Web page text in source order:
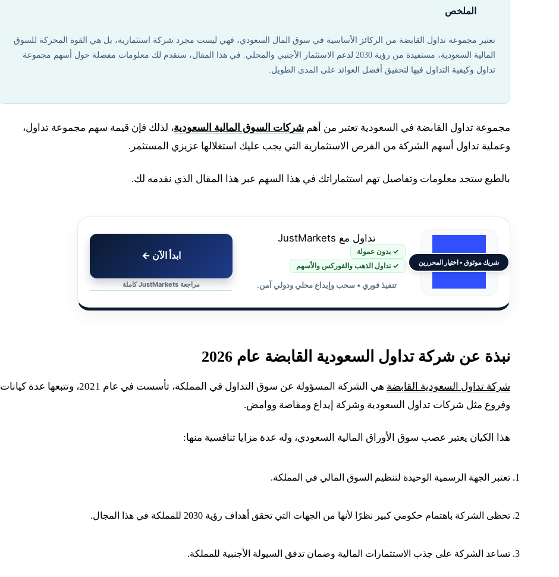
الملخص
تعتبر مجموعة تداول القابضة من الركائز الأساسية في سوق المال السعودي، فهي ليست مجرد شركة استثمارية، بل هي القوة المحركة للسوق
المالية السعودية، مستفيدة من رؤية 2030 لدعم الاستثمار الأجنبي والمحلي. في هذا المقال، سنقدم لك معلومات مفصلة حول أسهم مجموعة
تداول وكيفية التداول فيها لتحقيق أفضل العوائد على المدى الطويل.
مجموعة تداول القابضة في السعودية تعتبر من أهم شركات السوق المالية السعودية، لذلك فإن قيمة سهم مجموعة تداول،
وعملية تداول أسهم الشركة من الفرص الاستثمارية التي يجب عليك استغلالها عزيزي المستثمر.
بالطبع ستجد معلومات وتفاصيل تهم استثماراتك في هذا السهم عبر هذا المقال الذي نقدمه لك.
شريك موثوق • اختيار المحررين
تداول مع JustMarkets
✓ بدون عمولة
✓ تداول الذهب والفوركس والأسهم
تنفيذ فوري • سحب وإيداع محلي ودولي آمن.
ابدأ الآن ←
مراجعة JustMarkets كاملة
نبذة عن شركة تداول السعودية القابضة عام 2026
شركة تداول السعودية القابضة
هي الشركة المسؤولة عن سوق التداول في المملكة، تأسست في عام 2021، وتتبعها عدة كيانات
وفروع مثل شركات تداول السعودية وشركة إيداع ومقاصة ووامض.
هذا الكيان يعتبر عصب سوق الأوراق المالية السعودي، وله عدة مزايا تنافسية منها:
تعتبر الجهة الرسمية الوحيدة لتنظيم السوق المالي في المملكة.
تحظى الشركة باهتمام حكومي كبير نظرًا لأنها من الجهات التي تحقق أهداف رؤية 2030 للمملكة في هذا المجال.
تساعد الشركة على جذب الاستثمارات المالية وضمان تدفق السيولة الأجنبية للمملكة.